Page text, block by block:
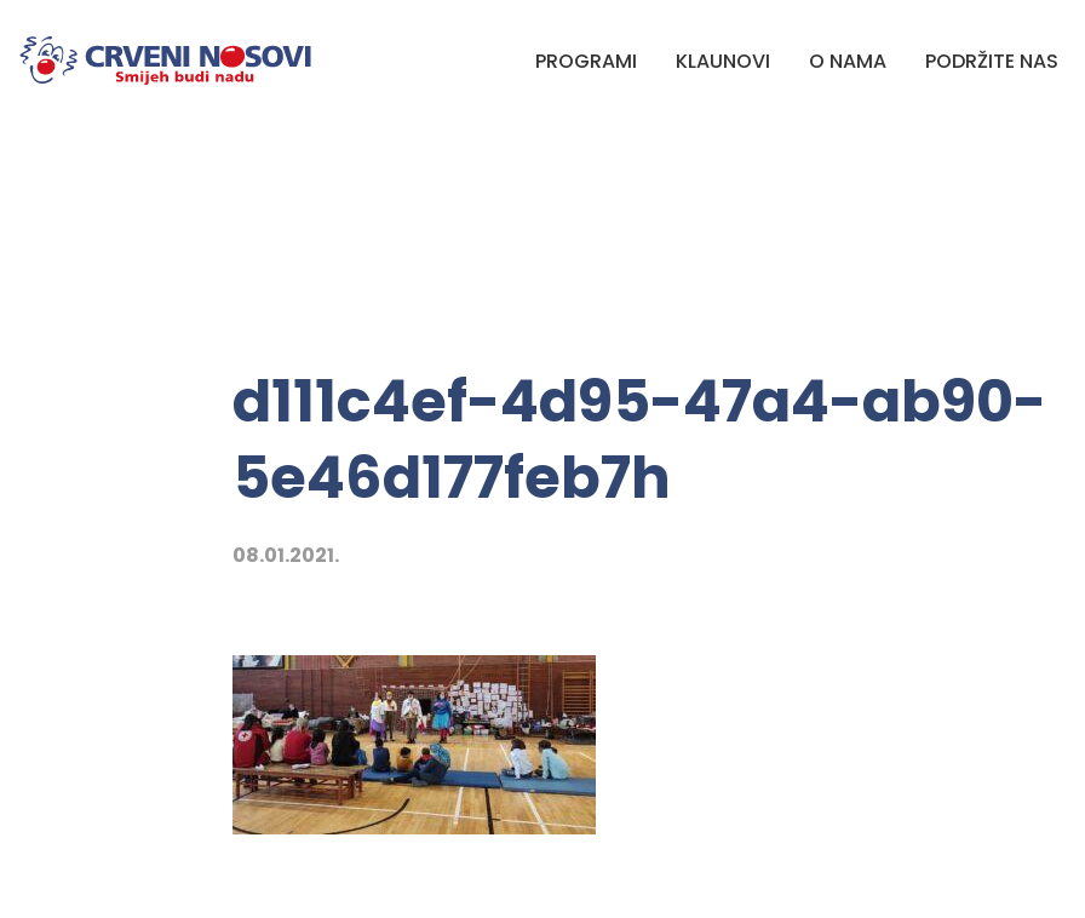
PROGRAMI KLAUNOVI O NAMA PODRŽITE NAS
d111c4ef-4d95-47a4-ab90-
5e46d177feb7h
08.01.2021.